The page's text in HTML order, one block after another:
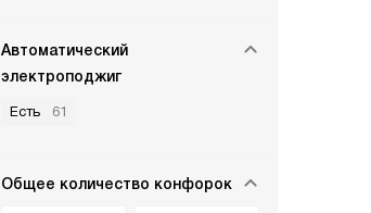
Автоматический
электроподжиг
Есть 61
Общее количество конфорок